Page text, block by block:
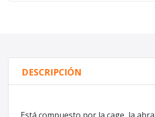
DESCRIPCIÓN